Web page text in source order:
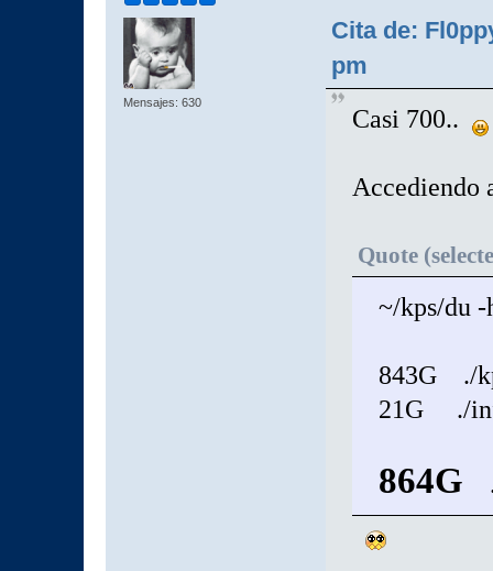
Mensajes: 630
Cita de:
pm
Casi 700..
Accediendo
Quote
~/kps/du -
843G ./
21G ./
864G